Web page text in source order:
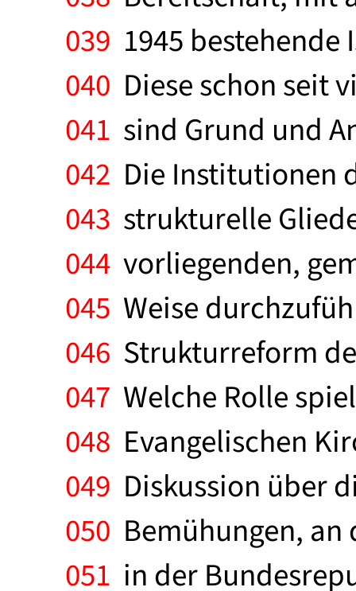
039 1945
040 Diese schon seit
041 sind Grund und
042 Die Institutionen
043 strukturelle
044 vorliegenden,
045 Weise
046 Strukturreform
047 Welche Rolle
048 Evangelischen
049 Diskussion über
050 Bemühungen,
051 in der